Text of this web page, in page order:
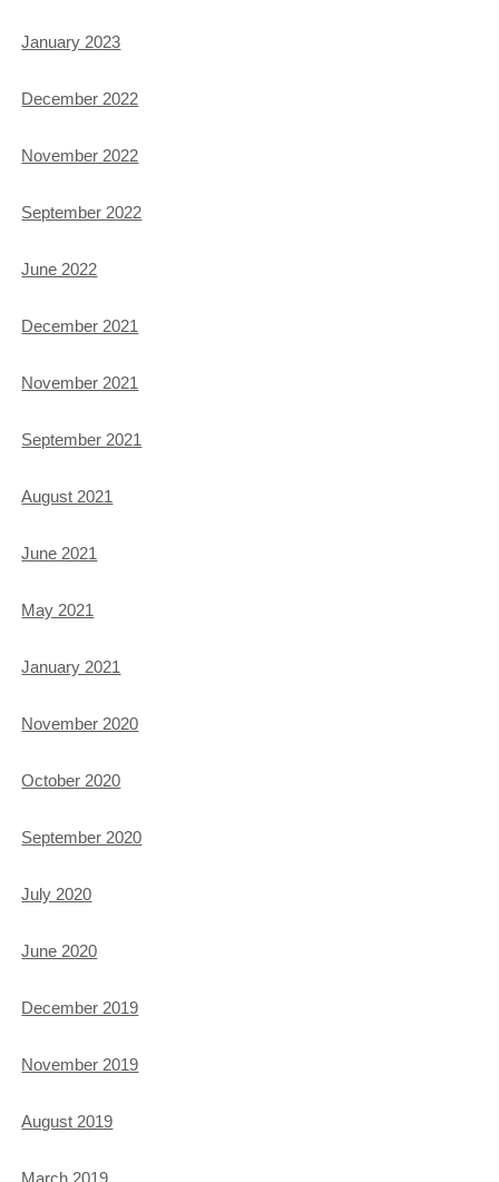
January 2023
December 2022
November 2022
September 2022
June 2022
December 2021
November 2021
September 2021
August 2021
June 2021
May 2021
January 2021
November 2020
October 2020
September 2020
July 2020
June 2020
December 2019
November 2019
August 2019
March 2019